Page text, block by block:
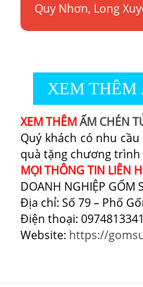
Quy Nhơn, Long
XEM THÊM
XEM THÊMẤM CHÉN
Quý khách có nhu
quà tặng chương
MỌI THÔNG TIN LIÊN
DOANH NGHIỆP GỐM
Địa chỉ: Số 79 – Phố
Điện thoại:
Website: https://